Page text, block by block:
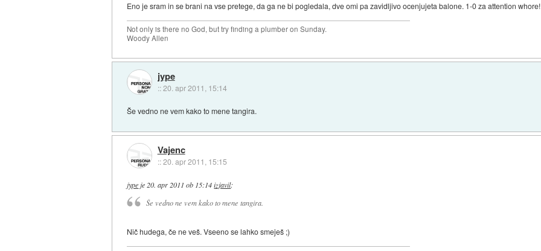
Eno je sram in se brani na vse pretege, da ga ne bi pogledala, dve omi pa zavidljivo ocenjujeta balone. 1-0 za attention whore!
Not only is there no God, but try finding a plumber on Sunday.
Woody Allen
jype
::20. apr 2011, 15:14
Še vedno ne vem kako to mene tangira.
Vajenc
::20. apr 2011, 15:15
jype je 20. apr 2011 ob 15:14 izjavil:
Še vedno ne vem kako to mene tangira.
Nič hudega, če ne veš. Vseeno se lahko smeješ ;)